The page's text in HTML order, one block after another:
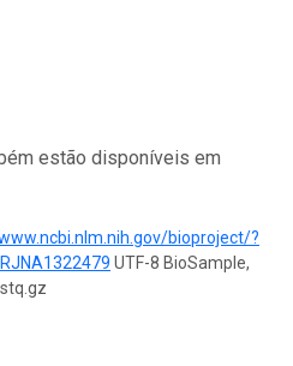
estão disponíveis em
bioproject/?
UTF-8 BioSample,